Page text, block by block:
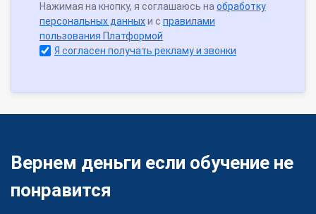
Нажимая на кнопку, я соглашаюсь на обработку
персональных данныхи с правилами
пользования Платформой
Я согласен получать рекламу и звонки
Вернем деньги если обучение не
понравится